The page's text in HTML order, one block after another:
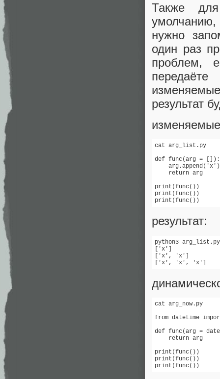
Также
нужно
один раз
проблем,
результат
cat arg_list.py
def func(arg = []):
    arg.append('x')
    return arg
print(func())
print(func())
print(func())
результат:
python3 arg_list.py
['x']
['x', 'x']
['x', 'x', 'x']
cat arg_now.py
from datetime
def func(arg =
    return arg
print(func())
print(func())
print(func())